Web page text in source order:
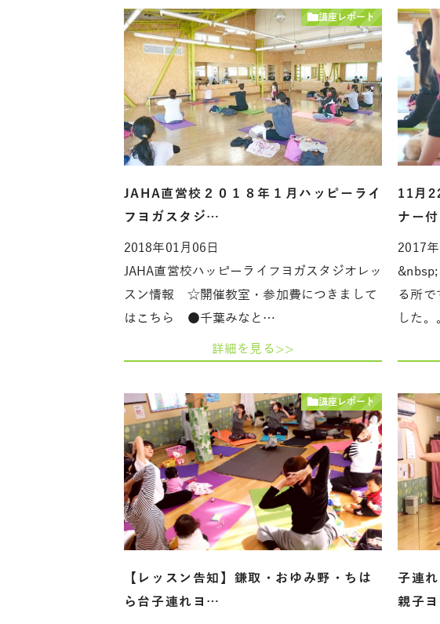
講座レポート
JAHA直営校２０１８年１月ハッピーライ
フヨガスタジ…
2018年01月06日
JAHA直営校ハッピーライフヨガスタジオレッ
スン情報 ☆開催教室・参加費につきまして
はこちら ●千葉みなと…
詳細を見る>>
11月
ナー
2017
る所
した
講座レポート
【レッスン告知】鎌取・おゆみ野・ちは
ら台子連れヨ…
子連
親子